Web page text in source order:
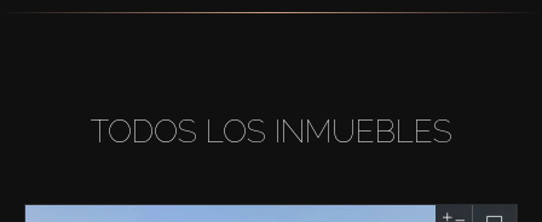
TODOS LOS INMUEBLES